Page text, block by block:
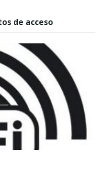
de acceso